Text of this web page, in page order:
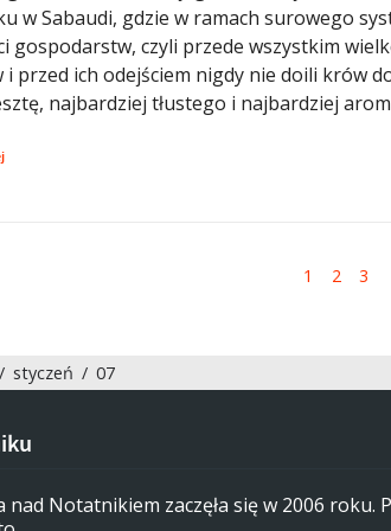
w Sabaudi, gdzie w ramach surowego
gospodarstw, czyli przede wszystkim
przed ich odejściem nigdy nie doili krów
najbardziej tłustego i najbardziej
1 2 3
/ styczeń / 07
nad Notatnikiem zaczęła się w 2006 roku.